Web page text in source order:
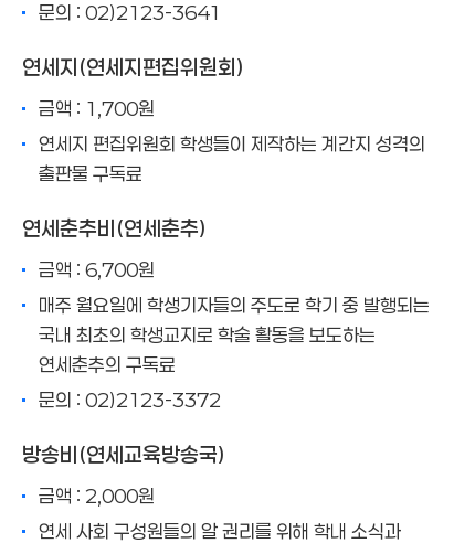
문의 : 02)2123-3641
연세지(연세지편집위원회)
금액 : 1,700원
연세지 편집위원회 학생들이 제작하는 계간지 성격의
출판물 구독료
연세춘추비(연세춘추)
금액 : 6,700원
매주 월요일에 학생기자들의 주도로 학기 중 발행되는
국내 최초의 학생교지로 학술 활동을 보도하는
연세춘추의 구독료
문의 : 02)2123-3372
방송비(연세교육방송국)
금액 : 2,000원
연세 사회 구성원들의 알 권리를 위해 학내 소식과